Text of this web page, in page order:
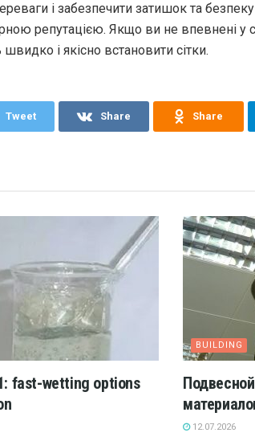
і забезпечити затишок та
репутацією. Якщо ви не впевнені у
і якісно встановити сітки.
Tweet Share Share
fast-wetting options
BUILDING
12.07.2026